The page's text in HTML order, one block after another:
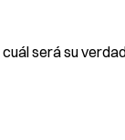
será su